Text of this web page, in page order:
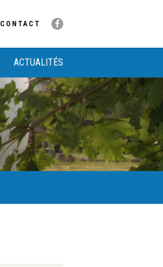
CONTACT
ACTUALITÉS